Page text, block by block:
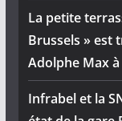
La petite
Brussels » est
Adolphe Max
Infrabel et la